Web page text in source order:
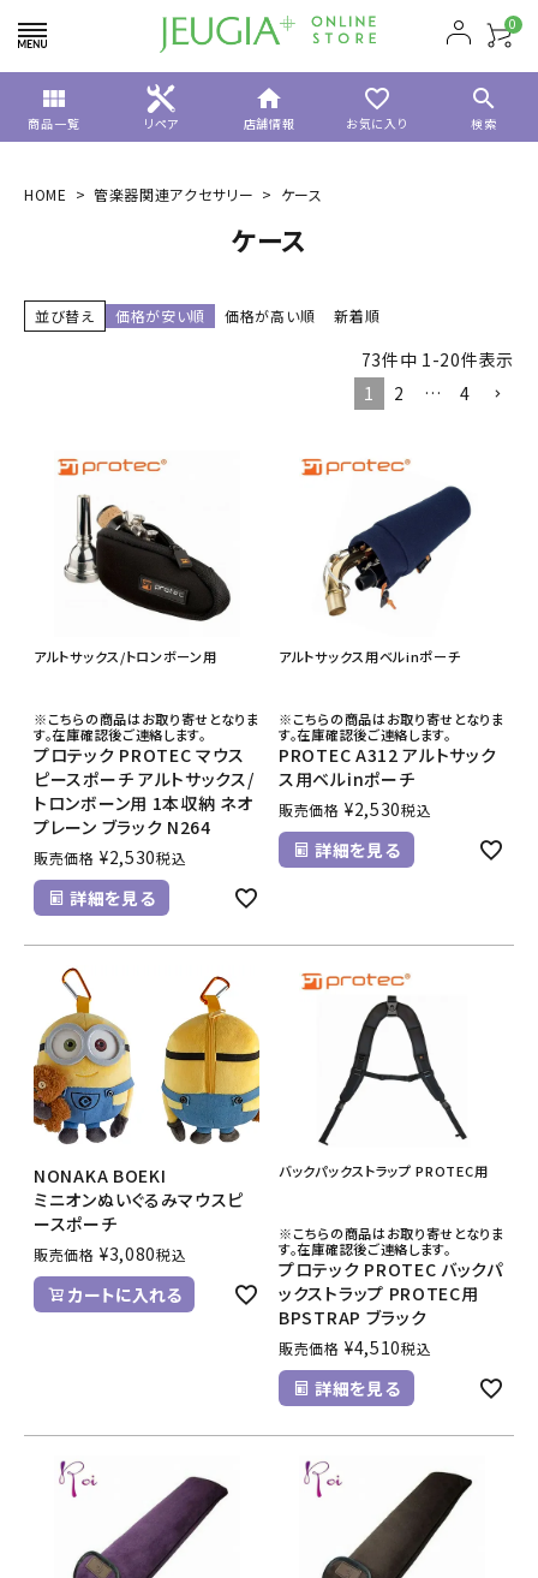
0
view_module
商品一覧 リペア
home
店舗情報
favorite_border
お気に入り
search
検索
HOME 管楽器関連アクセサリー ケース
ケース
並び替え 価格が安い順 価格が高い順 新着順
73件中 1-20件表示
1
2 … 4
アルトサックス/トロンボーン用
※こちらの商品はお取り寄せとなりま
す。在庫確認後ご連絡します。
プロテック PROTEC マウス
ピースポーチ アルトサックス/
トロンボーン用 1本収納 ネオ
プレーン ブラック N264
販売価格 ¥2,530税込
詳細を見る
アルトサックス用ベルinポーチ
※こちらの商品はお取り寄せとなりま
す。在庫確認後ご連絡します。
PROTEC A312 アルトサック
ス用ベルinポーチ
販売価格 ¥2,530税込
詳細を見る
NONAKA BOEKI
ミニオンぬいぐるみマウスピ
ースポーチ
販売価格 ¥3,080税込
カートに入れる
バックパックストラップ PROTEC用
※こちらの商品はお取り寄せとなりま
す。在庫確認後ご連絡します。
プロテック PROTEC バックパ
ックストラップ PROTEC用
BPSTRAP ブラック
販売価格 ¥4,510税込
詳細を見る